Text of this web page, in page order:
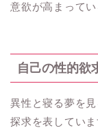
意欲が高まってい
自己の性的欲
異性と寝る夢を
探求を表していま